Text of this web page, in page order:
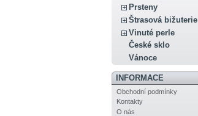
Prsteny
Štrasová bižuterie
Vinuté perle
České sklo
Vánoce
INFORMACE
Obchodní podmínky
Kontakty
O nás